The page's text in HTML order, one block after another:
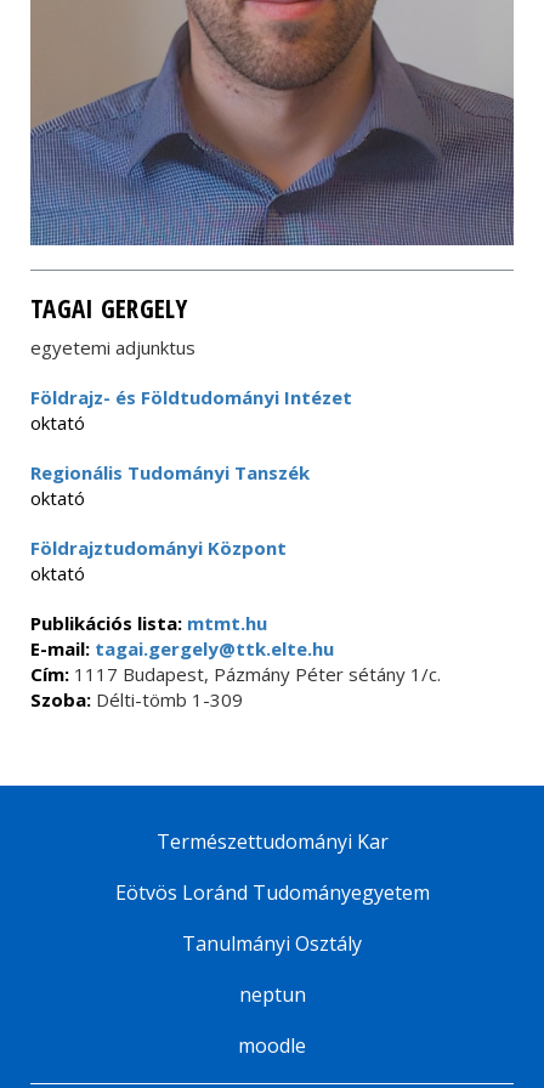
TAGAI GERGELY
egyetemi adjunktus
Földrajz- és Földtudományi Intézet
oktató
Regionális Tudományi Tanszék
oktató
Földrajztudományi Központ
oktató
Publikációs lista: mtmt.hu
E-mail: tagai.gergely@ttk.elte.hu
Cím: 1117 Budapest, Pázmány Péter sétány 1/c.
Szoba: Délti-tömb 1-309
Természettudományi Kar
Eötvös Loránd Tudományegyetem
Tanulmányi Osztály
neptun
moodle